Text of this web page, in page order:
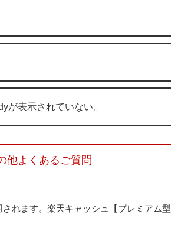
が表示されていない。
他よくあるご質問
れます。楽天キャッシュ【プレミアム